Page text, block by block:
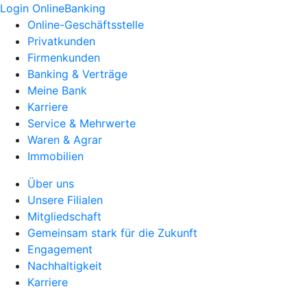
Login OnlineBanking
Online-Geschäftsstelle
Privatkunden
Firmenkunden
Banking & Verträge
Meine Bank
Karriere
Service & Mehrwerte
Waren & Agrar
Immobilien
Über uns
Unsere Filialen
Mitgliedschaft
Gemeinsam stark für die Zukunft
Engagement
Nachhaltigkeit
Karriere